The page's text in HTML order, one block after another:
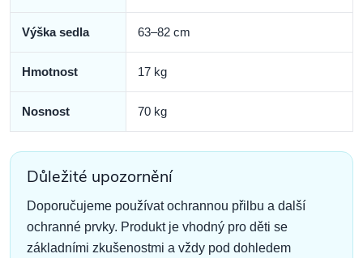
Výška sedla 63–82 cm
Hmotnost 17 kg
Nosnost 70 kg
Důležité upozornění
Doporučujeme používat ochrannou přilbu a další
ochranné prvky. Produkt je vhodný pro děti se
základními zkušenostmi a vždy pod dohledem